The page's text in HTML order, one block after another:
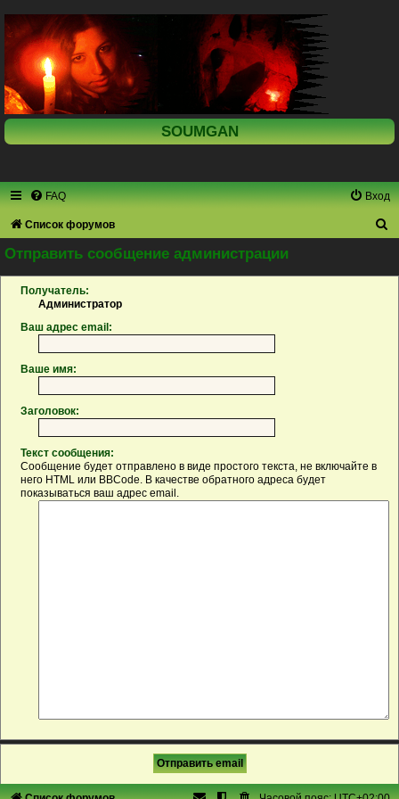
SOUMGAN
FAQ Вход
Список форумов
Отправить сообщение администрации
Получатель:
Администратор
Ваш адрес email:
Ваше имя:
Заголовок:
Текст сообщения:
Сообщение будет отправлено в виде простого текста, не включайте в
него HTML или BBCode. В качестве обратного адреса будет
показываться ваш адрес email.